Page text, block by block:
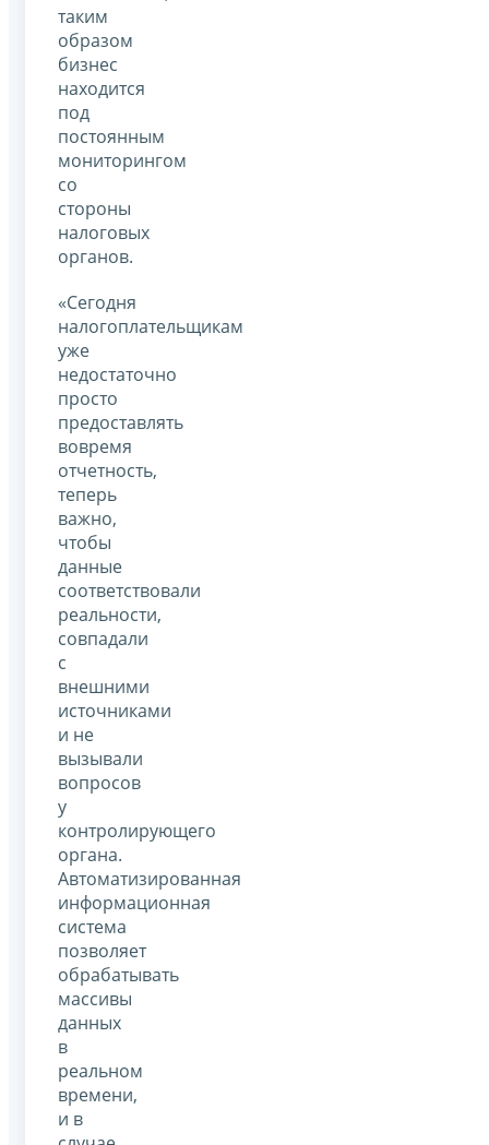
таким
образом
бизнес
находится
под
постоянным
мониторингом
со
стороны
налоговых
органов.
«Сегодня
налогоплательщикам
уже
недостаточно
просто
предоставлять
вовремя
отчетность,
теперь
важно,
чтобы
данные
соответствовали
реальности,
совпадали
с
внешними
источниками
и не
вызывали
вопросов
у
контролирующего
органа.
Автоматизированная
информационная
система
позволяет
обрабатывать
массивы
данных
в
реальном
времени,
и в